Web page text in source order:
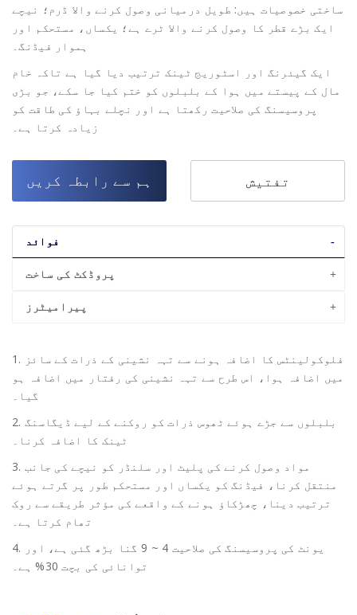
ساختی خصوصیات ہیں: طویل درمیانی وصول کرنے والا ڈرم؛ نیچے
ایک بڑے قطر کا وصول کرنے والا ٹرے ہے؛ یکساں، مستحکم اور
ہموار فیڈنگ۔
ایک گیئرنگ اور اسٹوریج ٹینک ترتیب دیا گیا ہے تاکہ خام
مال کے پیستے میں ہوا کے بلبلوں کو ختم کیا جا سکے، جو بڑی
پروسیسنگ کی صلاحیت رکھتا ہے اور نچلے بہاؤ کی طاقت کو
زیادہ کرتا ہے۔
ہم سے رابطہ کریں تفتیش
فوائد
پروڈکٹ کی ساخت
پیرامیٹرز
1. فلوکولینٹس کا اضافہ ہونے سے تہہ نشینی کے ذرات کے سائز
میں اضافہ ہوا، اس طرح سے تہہ نشینی کی رفتار میں اضافہ ہو
گیا۔
2. بلبلوں سے جڑے ہوئے ٹھوس ذرات کو روکنے کے لیے ڈیگاسنگ
ٹینک کا اضافہ کرنا۔
3. مواد وصول کرنے کی پلیٹ اور سلنڈر کو نیچے کی جانب
منتقل کرنا، فیڈنگ کو یکساں اور مستحکم طور پر گرتے ہوئے
ترتیب دینا، چھڑکاؤ ہونے کے واقعے کی مؤثر طریقے سے روک
تھام کرتا ہے۔
4. یونٹ کی پروسیسنگ کی صلاحیت 4 ~ 9 گنا بڑھ گئی ہے، اور
توانائی کی بچت 30% ہے۔